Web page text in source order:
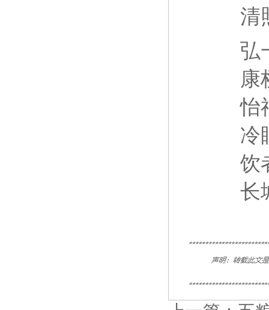
清
弘
康
怡
冷
饮
长